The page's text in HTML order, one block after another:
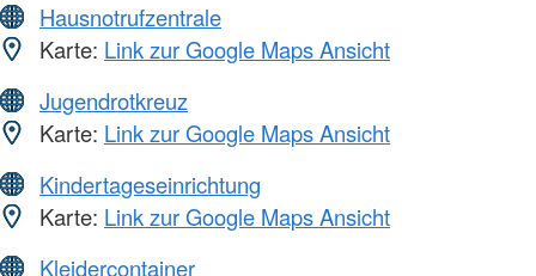
Hausnotrufzentrale
Karte: Link zur Google Maps Ansicht
Jugendrotkreuz
Karte: Link zur Google Maps Ansicht
Kindertageseinrichtung
Karte: Link zur Google Maps Ansicht
Kleidercontainer